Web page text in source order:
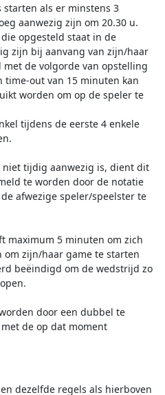
starten als er minstens 3
aanwezig zijn om 20.30 u.
opgesteld staat in de
zijn bij aanvang van zijn/haar
de volgorde van opstelling
time-out van 15 minuten kan
worden om op de speler te
tijdens de eerste 4 enkele
niet tijdig aanwezig is, dient dit
te worden door de notatie
de afwezige speler/speelster te
maximum 5 minuten om zich
om zijn/haar game te starten
beëindigd om de wedstrijd zo
door een dubbel te
de op dat moment
dezelfde regels als hierboven